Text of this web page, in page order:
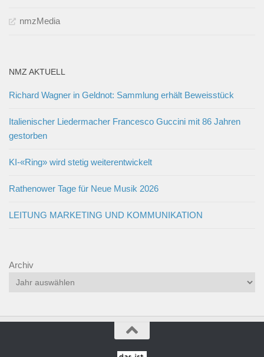
nmzMedia
NMZ AKTUELL
Richard Wagner in Geldnot: Sammlung erhält Beweisstück
Italienischer Liedermacher Francesco Guccini mit 86 Jahren
gestorben
KI-«Ring» wird stetig weiterentwickelt
Rathenower Tage für Neue Musik 2026
LEITUNG MARKETING UND KOMMUNIKATION
Archiv